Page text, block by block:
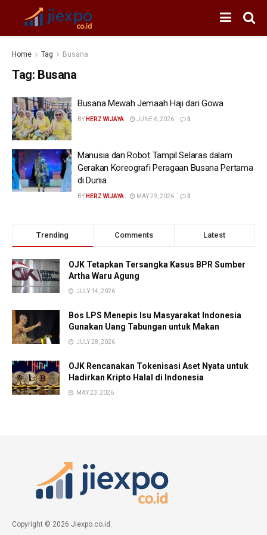
Home Tag Busana
Tag: Busana
Busana Mewah Jemaah Haji dari Gowa
BY HERZ WIJAYA JUNE 6, 2026 0
Manusia dan Robot Tampil Selaras dalam
Gerakan Koreografi Peragaan Busana Pertama
di Dunia
BY HERZ WIJAYA MAY 29, 2026 0
Trending Comments Latest
OJK Tetapkan Tersangka Kasus BPR Sumber
Artha Waru Agung
JULY 14, 2026
Bos LPS Menepis Isu Masyarakat Indonesia
Gunakan Uang Tabungan untuk Makan
JULY 28, 2026
OJK Rencanakan Tokenisasi Aset Nyata untuk
Hadirkan Kripto Halal di Indonesia
MAY 23, 2026
Copyright © 2026 Jiexpo.co.id.